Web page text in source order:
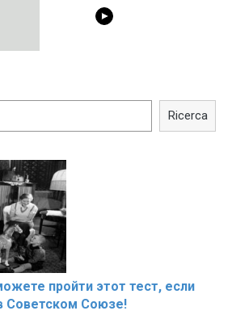
Shocking illusion - Pretty
Ricerca
пройти этот тест, если
Советском Союзе!